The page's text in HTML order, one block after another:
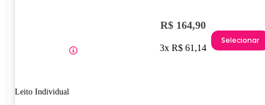
Leito Individual
R$ 164,90
3x R$ 61,14
Selecionar